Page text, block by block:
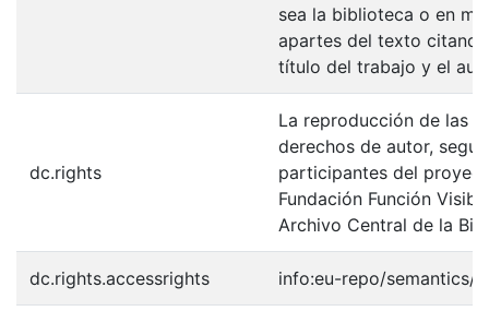
sea la biblioteca o en
apartes del texto
título del trabajo y el
dc.rights
La reproducción de las
derechos de autor,
participantes del
Fundación Función
Archivo Central de la
dc.rights.accessrights info:eu-repo/semantics/